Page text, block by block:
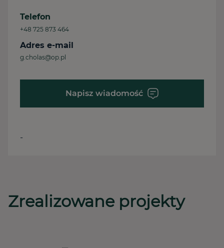
Telefon
+48 725 873 464
Adres e-mail
g.cholas@op.pl
Napisz wiadomość
-
Zrealizowane projekty